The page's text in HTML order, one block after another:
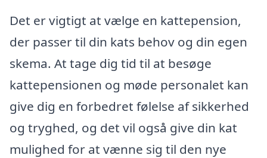
Det er vigtigt at vælge en kattepension,
der passer til din kats behov og din egen
skema. At tage dig tid til at besøge
kattepensionen og møde personalet kan
give dig en forbedret følelse af sikkerhed
og tryghed, og det vil også give din kat
mulighed for at vænne sig til den nye